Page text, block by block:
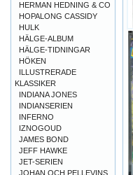
HERMAN HEDNING & CO
HOPALONG CASSIDY
HULK
HÄLGE-ALBUM
HÄLGE-TIDNINGAR
HÖKEN
ILLUSTRERADE
KLASSIKER
INDIANA JONES
INDIANSERIEN
INFERNO
IZNOGOUD
JAMES BOND
JEFF HAWKE
JET-SERIEN
JOHAN OCH PELLEVINS